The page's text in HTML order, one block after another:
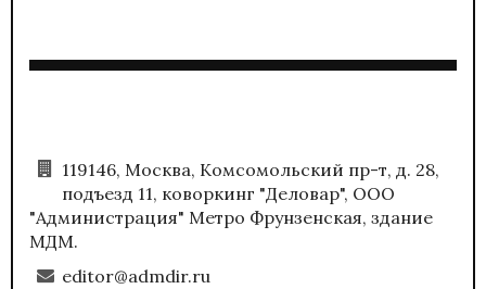
119146, Москва, Комсомольский пр-т, д. 28,
подъезд 11, коворкинг "Деловар", ООО
"Администрация" Метро Фрунзенская, здание
МДМ.
editor@admdir.ru